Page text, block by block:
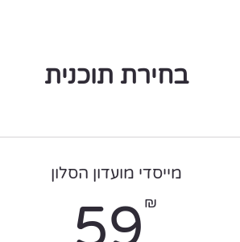
בחירת תוכנית
מייסדי מועדון הסלון
₪